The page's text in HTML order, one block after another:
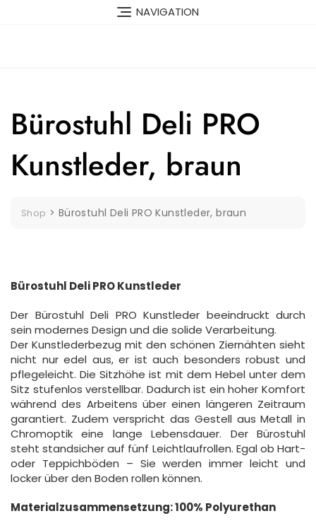
NAVIGATION
Bürostuhl Deli PRO
Kunstleder, braun
Shop > Bürostuhl Deli PRO Kunstleder, braun
Bürostuhl Deli PRO Kunstleder
Der Bürostuhl Deli PRO Kunstleder beeindruckt durch
sein modernes Design und die solide Verarbeitung.
Der Kunstlederbezug mit den schönen Ziernähten sieht
nicht nur edel aus, er ist auch besonders robust und
pflegeleicht. Die Sitzhöhe ist mit dem Hebel unter dem
Sitz stufenlos verstellbar. Dadurch ist ein hoher Komfort
während des Arbeitens über einen längeren Zeitraum
garantiert. Zudem verspricht das Gestell aus Metall in
Chromoptik eine lange Lebensdauer. Der Bürostuhl
steht standsicher auf fünf Leichtlaufrollen. Egal ob Hart-
oder Teppichböden – Sie werden immer leicht und
locker über den Boden rollen können.
Materialzusammensetzung: 100% Polyurethan